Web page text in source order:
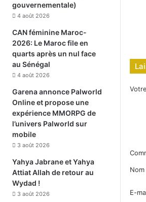
Nom
E-
gouvernementale)
4 août 2026
CAN féminine Maroc-
2026: Le Maroc file en
quarts après un nul face
au Sénégal
4 août 2026
Garena annonce Palworld
Online et propose une
expérience MMORPG de
l’univers Palworld sur
mobile
3 août 2026
Yahya Jabrane et Yahya
Attiat Allah de retour au
Wydad !
3 août 2026